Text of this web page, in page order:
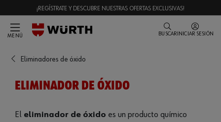
¡REGÍSTRATE Y DESCUBRE NUESTRAS OFERTAS EXCLUSIVAS!
MENÚ BUSCAR INICIAR SESIÓN
Eliminadores de óxido
ELIMINADOR DE ÓXIDO
El eliminador de óxido es un producto químico